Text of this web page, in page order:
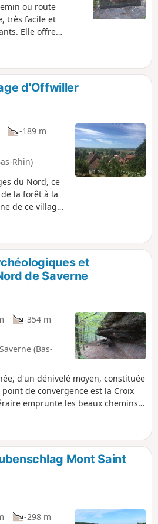
ou route
très facile et
Elle offre
quand même).
grande partie le
au retour.
d'Offwiller
-189 m
Rhin)
du Nord, ce
la forêt à la
de ce village
et
de Saverne
-354 m
(Bas-
d'un dénivelé moyen, constituée
de convergence est la Croix
emprunte les beaux chemins
Saverne et Ernolsheim-lès-
curiosité des randonneurs qui
archéologique et
de légendes. Mont Saint
-298 m